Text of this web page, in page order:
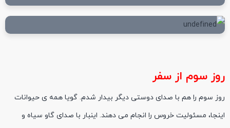
روز سوم از سفر
روز سوم را هم با صدای دوستی دیگر بیدار شدم. گویا همه ی حیوانات
اینجا، مسئولیت خروس را انجام می دهند. اینبار با صدای گاو سیاه و